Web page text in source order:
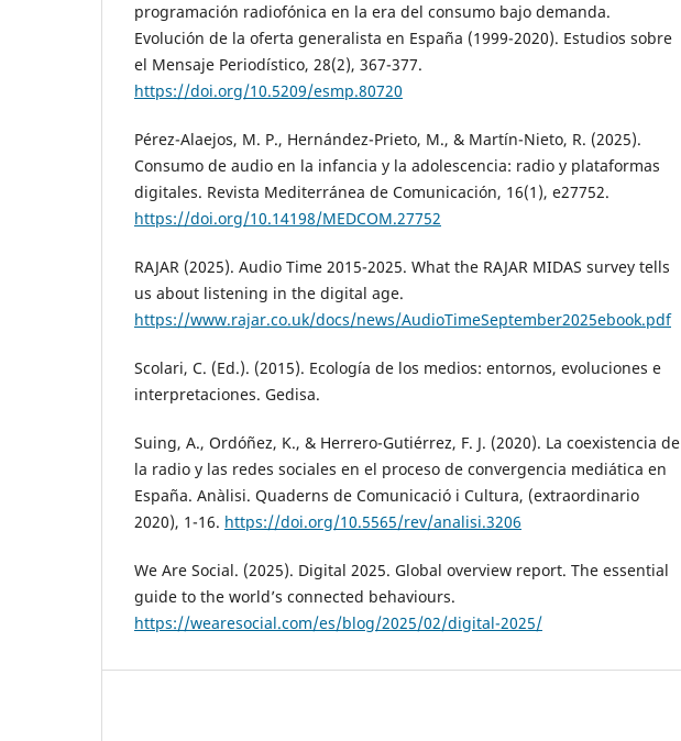
programación radiofónica en la era del consumo bajo demanda.
Evolución de la oferta generalista en España (1999-2020). Estudios sobre
el Mensaje Periodístico, 28(2), 367-377.
https://doi.org/10.5209/esmp.80720
Pérez-Alaejos, M. P., Hernández-Prieto, M., & Martín-Nieto, R. (2025).
Consumo de audio en la infancia y la adolescencia: radio y plataformas
digitales. Revista Mediterránea de Comunicación, 16(1), e27752.
https://doi.org/10.14198/MEDCOM.27752
RAJAR (2025). Audio Time 2015-2025. What the RAJAR MIDAS survey tells
us about listening in the digital age.
https://www.rajar.co.uk/docs/news/AudioTimeSeptember2025ebook.pdf
Scolari, C. (Ed.). (2015). Ecología de los medios: entornos, evoluciones e
interpretaciones. Gedisa.
Suing, A., Ordóñez, K., & Herrero-Gutiérrez, F. J. (2020). La coexistencia de
la radio y las redes sociales en el proceso de convergencia mediática en
España. Anàlisi. Quaderns de Comunicació i Cultura, (extraordinario
2020), 1-16. https://doi.org/10.5565/rev/analisi.3206
We Are Social. (2025). Digital 2025. Global overview report. The essential
guide to the world’s connected behaviours.
https://wearesocial.com/es/blog/2025/02/digital-2025/